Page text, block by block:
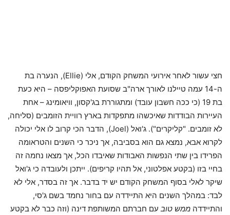
חצי עשור לאחר אירועי המשחק הקודם, אלי (Ellie), הנערה בת
ה-14 עמה טיילנו לאורך ארה"ב שסועת האפוקליפסה – היא כעת
בת 19 (כי ככה חשבון עובד) ומתגוררת בג'קסון, וויאומינג – אחת
העיירות הבודדות שאיכשהו מתפקדות בארץ רוויית הזומבים (סליחה,
לא זומבים. "קליקרים"). ג'ואל (Joel), הדבר הכי קרוב לו אלי יכולה
לקרוא אבא, נמצא גם הוא בסביבה, אך ניכר כי השנים והטראומה
הפרידו בין שתי הנפשות האבודות שאיבדו הכל, אך מצאו נחמה זה
בחיי בזו (בקטע אפלטוני, אל תהיו קריפים). ייתכן ולעובדה כי ג'ואל
שיקר לאלי בסוף המשחק הקודם יש יד בדבר. אך זה בסדר, אלי לא
לבד: במהלך השנים היא התיידדה עם בחור נחמד בשם ג'סי,
והתיידדה ממש טוב עם חברתם המשותפת דינה (וזה כבר לא בקטע